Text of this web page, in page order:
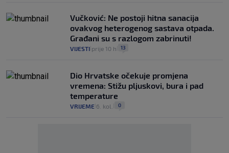
Vučković: Ne postoji hitna sanacija
ovakvog heterogenog sastava otpada.
Građani su s razlogom zabrinuti!
VIJESTI prije 10 h 13
Dio Hrvatske očekuje promjena
vremena: Stižu pljuskovi, bura i pad
temperature
VRIJEME 6. kol. 0